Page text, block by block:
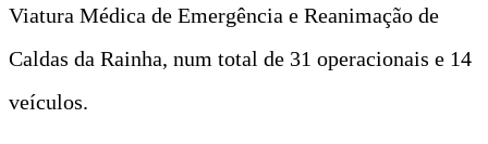
Viatura Médica de Emergência e Reanimação de
Caldas da Rainha, num total de 31 operacionais e 14
veículos.